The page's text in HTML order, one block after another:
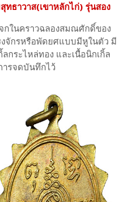
ธาวาส(เขาหลักไก่) รุ่นสอง
นคราวฉลองสมณศักดิ์ของ
จักรหรือพัดยศแบบมีหูในตัว มี
ลกระไหล่ทอง และเนื้อนิกเกิ้ล
ารจดบันทึกไว้